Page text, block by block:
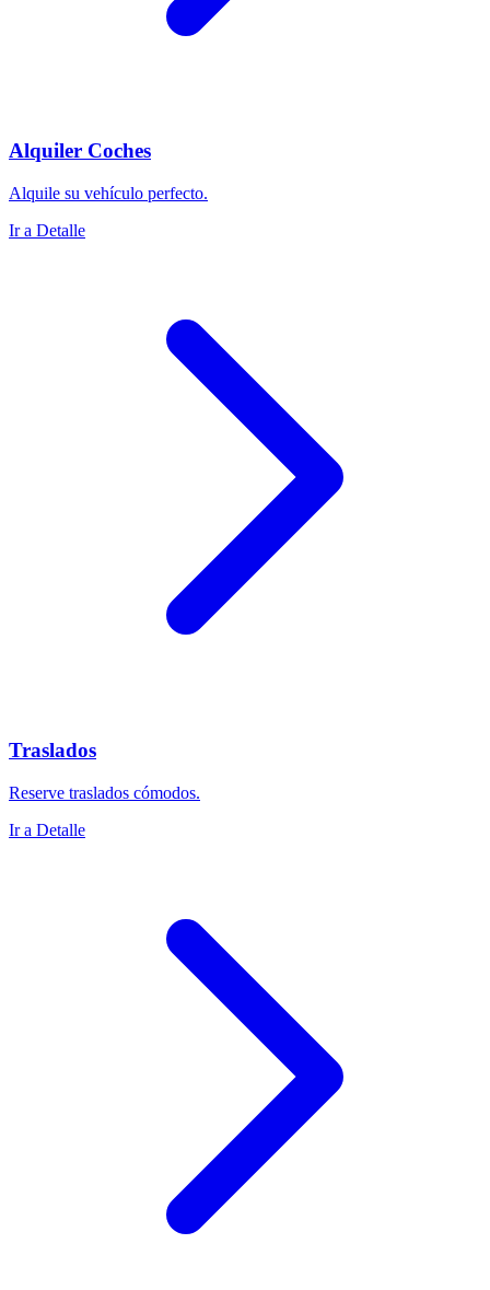
Alquiler Coches
Alquile su vehículo perfecto.
Ir a Detalle
Traslados
Reserve traslados cómodos.
Ir a Detalle